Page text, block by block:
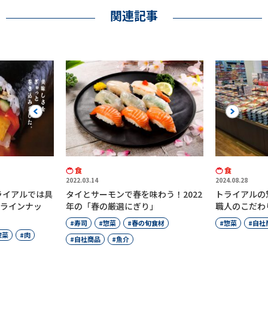
関連記事
Previous
わう！2022
食
2024.08.28
トライアルの惣菜はなぜおいしい？
職人のこだわりを大公開！
惣菜 自社商品
食
2022.05.02
ウナギやミ
ネタが満載
夏の旬食材
Next